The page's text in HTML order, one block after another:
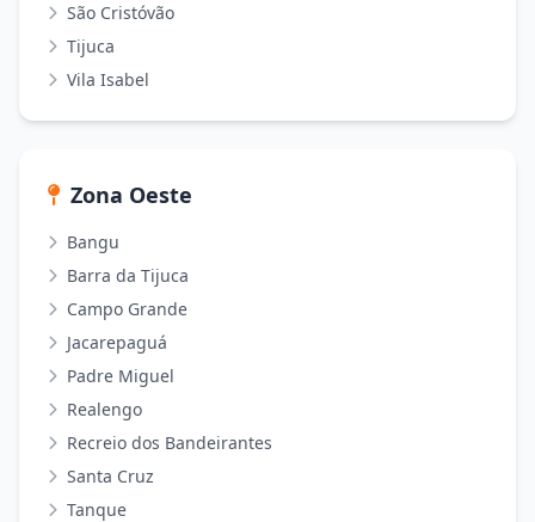
São Cristóvão
Tijuca
Vila Isabel
Zona Oeste
Bangu
Barra da Tijuca
Campo Grande
Jacarepaguá
Padre Miguel
Realengo
Recreio dos Bandeirantes
Santa Cruz
Tanque